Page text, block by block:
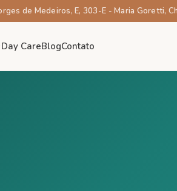
de Medeiros, E, 303-E - Maria Goretti,
Day CareBlogContato